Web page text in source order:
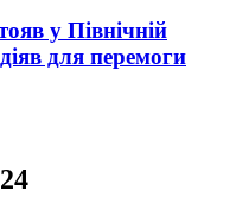
у Північній
для перемоги